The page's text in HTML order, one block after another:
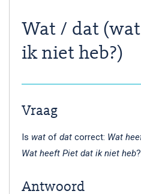
Wat / dat
ik niet heb?)
Vraag
Is wat of dat correct: Wat
Wat heeft Piet dat ik niet heb?
Antwoord